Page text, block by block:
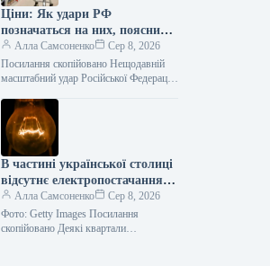
Ціни: Як удари РФ
позначаться на них, пояснили
в Асоціації ритейлерів
Алла Самсоненко
Сер 8, 2026
Посилання скопійовано Нещодавній
масштабний удар Російської Федерації
одним з найвідчутніших ударів по
українському рітейлу. Проте, за
В частині української столиці
відсутнє електропостачання
внаслідок аварійної ситуації.
Алла Самсоненко
Сер 8, 2026
Фото: Getty Images Посилання
скопійовано Деякі квартали